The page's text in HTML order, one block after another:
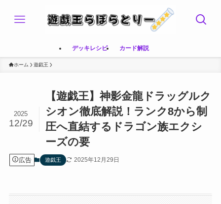
デッキレシピ カード解説
ホーム 遊戯王
【遊戯王】神影金龍ドラッグルク
シオン徹底解説！ランク8から制
圧へ直結するドラゴン族エクシ
ーズの要
2025
12/29
広告 遊戯王 2025年12月29日